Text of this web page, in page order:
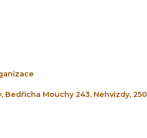
Bedřicha Mouchy 243, Nehvizdy,